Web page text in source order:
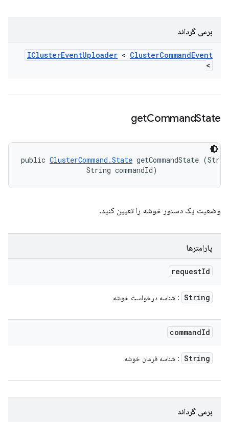
برمی گرداند
IClusterEventUploader < ClusterCommandEvent
>
getCommandState
public ClusterCommand.State getCommandState
                String commandId)
وضعیت یک دستور خوشه را تعیین کنید.
پارامترها
requestId
String : شناسه درخواست خوشه
commandId
String : شناسه فرمان خوشه
برمی گرداند